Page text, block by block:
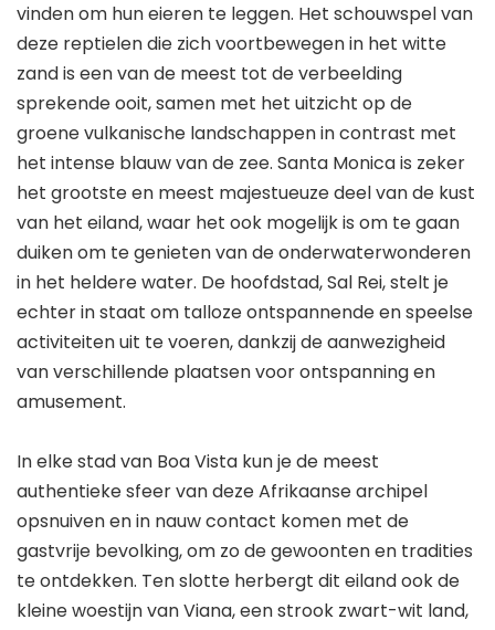
vinden om hun eieren te leggen. Het schouwspel van
deze reptielen die zich voortbewegen in het witte
zand is een van de meest tot de verbeelding
sprekende ooit, samen met het uitzicht op de
groene vulkanische landschappen in contrast met
het intense blauw van de zee. Santa Monica is zeker
het grootste en meest majestueuze deel van de kust
van het eiland, waar het ook mogelijk is om te gaan
duiken om te genieten van de onderwaterwonderen
in het heldere water. De hoofdstad, Sal Rei, stelt je
echter in staat om talloze ontspannende en speelse
activiteiten uit te voeren, dankzij de aanwezigheid
van verschillende plaatsen voor ontspanning en
amusement.
In elke stad van Boa Vista kun je de meest
authentieke sfeer van deze Afrikaanse archipel
opsnuiven en in nauw contact komen met de
gastvrije bevolking, om zo de gewoonten en tradities
te ontdekken. Ten slotte herbergt dit eiland ook de
kleine woestijn van Viana, een strook zwart-wit land,